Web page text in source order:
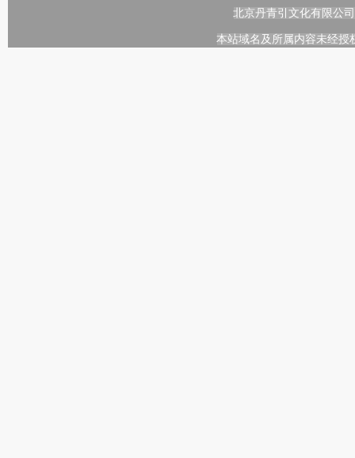
北京丹青引文化有限公
本站域名及所属内容未经授